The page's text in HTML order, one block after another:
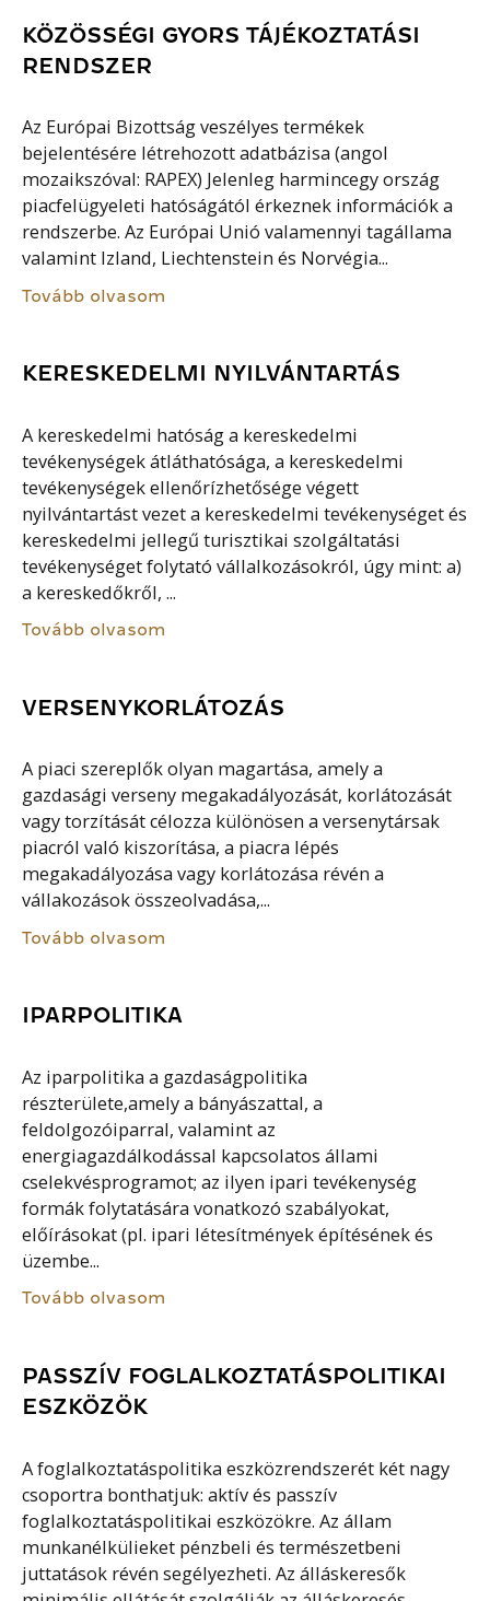
KÖZÖSSÉGI GYORS TÁJÉKOZTATÁSI
RENDSZER
Az Európai Bizottság veszélyes termékek
bejelentésére létrehozott adatbázisa (angol
mozaikszóval: RAPEX) Jelenleg harmincegy ország
piacfelügyeleti hatóságától érkeznek információk a
rendszerbe. Az Európai Unió valamennyi tagállama
valamint Izland, Liechtenstein és Norvégia...
Tovább olvasom
KERESKEDELMI NYILVÁNTARTÁS
A kereskedelmi hatóság a kereskedelmi
tevékenységek átláthatósága, a kereskedelmi
tevékenységek ellenőrízhetősége végett
nyilvántartást vezet a kereskedelmi tevékenységet és
kereskedelmi jellegű turisztikai szolgáltatási
tevékenységet folytató vállalkozásokról, úgy mint: a)
a kereskedőkről, ...
Tovább olvasom
VERSENYKORLÁTOZÁS
A piaci szereplők olyan magartása, amely a
gazdasági verseny megakadályozását, korlátozását
vagy torzítását célozza különösen a versenytársak
piacról való kiszorítása, a piacra lépés
megakadályozása vagy korlátozása révén a
vállakozások összeolvadása,...
Tovább olvasom
IPARPOLITIKA
Az iparpolitika a gazdaságpolitika
részterülete,amely a bányászattal, a
feldolgozóiparral, valamint az
energiagazdálkodással kapcsolatos állami
cselekvésprogramot; az ilyen ipari tevékenység
formák folytatására vonatkozó szabályokat,
előírásokat (pl. ipari létesítmények építésének és
üzembe...
Tovább olvasom
PASSZÍV FOGLALKOZTATÁSPOLITIKAI
ESZKÖZÖK
A foglalkoztatáspolitika eszközrendszerét két nagy
csoportra bonthatjuk: aktív és passzív
foglalkoztatáspolitikai eszközökre. Az állam
munkanélkülieket pénzbeli és természetbeni
juttatások révén segélyezheti. Az álláskeresők